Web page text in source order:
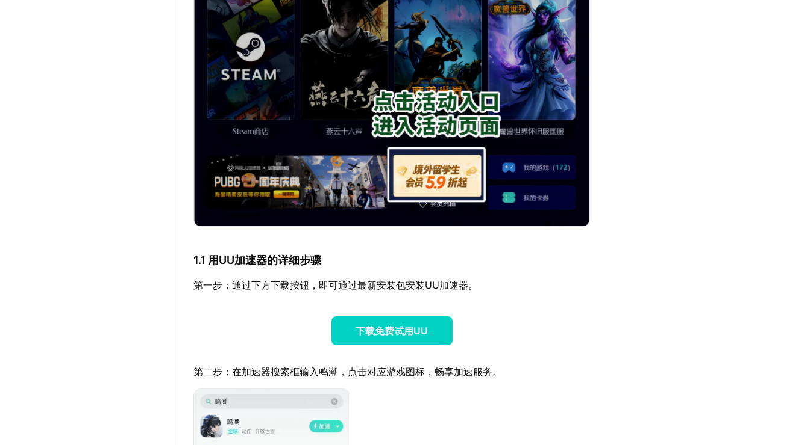
1.1 用UU加速器的详细步骤
第一步：通过下方下载按钮，即可通过最新安装包安装UU加速器。
下载免费试用UU
第二步：在加速器搜索框输入鸣潮，点击对应游戏图标，畅享加速服务。